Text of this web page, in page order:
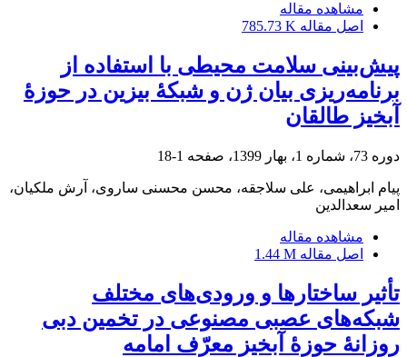
مشاهده مقاله
اصل مقاله 785.73 K
پیش‌بینی سلامت محیطی با استفاده از
برنامه‌ریزی بیان ژن و شبکۀ بیزین در حوزۀ
‌آبخیز طالقان
دوره 73، شماره 1، بهار 1399، صفحه 1-18
پیام ابراهیمی، علی سلاجقه، محسن محسنی ساروی، آرش ملکیان،
امیر سعدالدین
مشاهده مقاله
اصل مقاله 1.44 M
تأثیر ساختارها و ورودی‌های مختلف
شبکه‌های عصبی مصنوعی در تخمین دبی
روزانۀ حوزۀ آبخیز معرّف امامه